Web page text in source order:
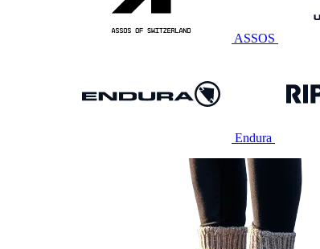
ASSOS
Endura